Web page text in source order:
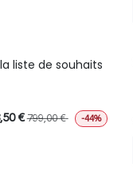
€ 799,00€ -44%
liste de souhaits